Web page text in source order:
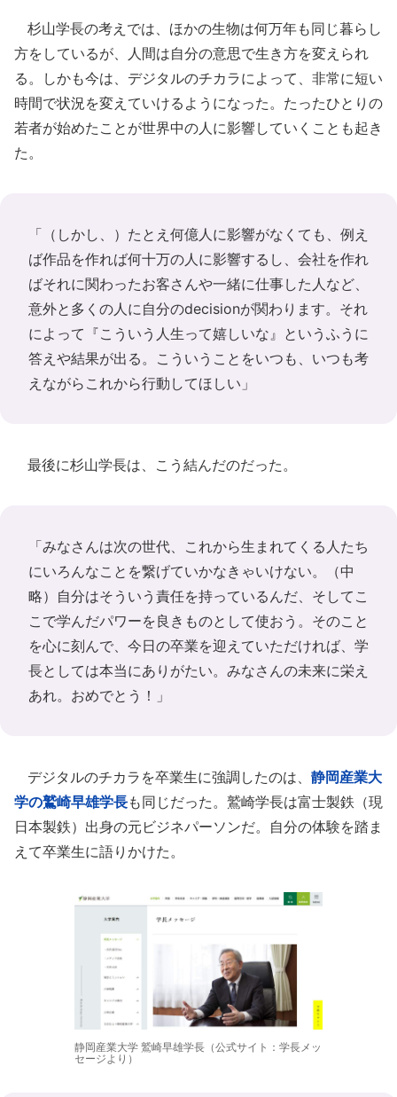
杉山学長の考えでは、ほかの生物は何万年も同じ暮らし
方をしているが、人間は自分の意思で生き方を変えられ
る。しかも今は、デジタルのチカラによって、非常に短い
時間で状況を変えていけるようになった。たったひとりの
若者が始めたことが世界中の人に影響していくことも起き
た。
「（しかし、）たとえ何億人に影響がなくても、例え
ば作品を作れば何十万の人に影響するし、会社を作れ
ばそれに関わったお客さんや一緒に仕事した人など、
意外と多くの人に自分のdecisionが関わります。それ
によって『こういう人生って嬉しいな』というふうに
答えや結果が出る。こういうことをいつも、いつも考
えながらこれから行動してほしい」
最後に杉山学長は、こう結んだのだった。
「みなさんは次の世代、これから生まれてくる人たち
にいろんなことを繋げていかなきゃいけない。（中
略）自分はそういう責任を持っているんだ、そしてこ
こで学んだパワーを良きものとして使おう。そのこと
を心に刻んで、今日の卒業を迎えていただければ、学
長としては本当にありがたい。みなさんの未来に栄え
あれ。おめでとう！」
デジタルのチカラを卒業生に強調したのは、 静岡産業大
学の鷲崎早雄学長も同じだった。鷲崎学長は富士製鉄（現
日本製鉄）出身の元ビジネパーソンだ。自分の体験を踏ま
えて卒業生に語りかけた。
静岡産業大学 鷲崎早雄学長（公式サイト：学長メッ
セージより）